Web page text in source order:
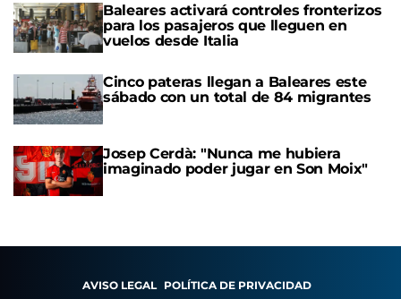
Baleares activará controles fronterizos
para los pasajeros que lleguen en
vuelos desde Italia
Cinco pateras llegan a Baleares este
sábado con un total de 84 migrantes
Josep Cerdà: "Nunca me hubiera
imaginado poder jugar en Son Moix"
AVISO LEGAL POLÍTICA DE PRIVACIDAD